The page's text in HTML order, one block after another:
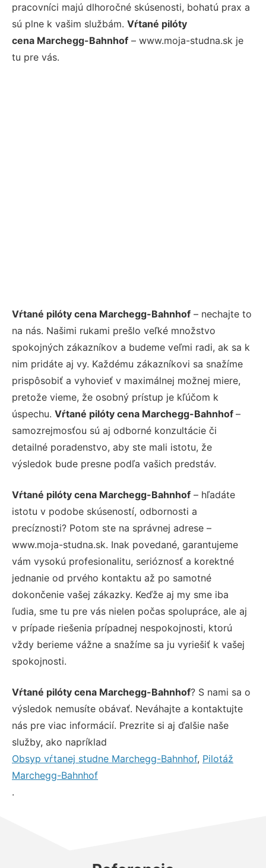
pracovníci majú dlhoročné skúsenosti, bohatú prax a
sú plne k vašim službám. Vŕtané pilóty
cena Marchegg-Bahnhof – www.moja-studna.sk je
tu pre vás.
Vŕtané pilóty cena Marchegg-Bahnhof – nechajte to
na nás. Našimi rukami prešlo veľké množstvo
spokojných zákazníkov a budeme veľmi radi, ak sa k
nim pridáte aj vy. Každému zákazníkovi sa snažíme
prispôsobiť a vyhovieť v maximálnej možnej miere,
pretože vieme, že osobný prístup je kľúčom k
úspechu. Vŕtané pilóty cena Marchegg-Bahnhof –
samozrejmosťou sú aj odborné konzultácie či
detailné poradenstvo, aby ste mali istotu, že
výsledok bude presne podľa vašich predstáv.
Vŕtané pilóty cena Marchegg-Bahnhof – hľadáte
istotu v podobe skúseností, odbornosti a
precíznosti? Potom ste na správnej adrese –
www.moja-studna.sk. Inak povedané, garantujeme
vám vysokú profesionalitu, serióznosť a korektné
jednanie od prvého kontaktu až po samotné
dokončenie vašej zákazky. Keďže aj my sme iba
ľudia, sme tu pre vás nielen počas spolupráce, ale aj
v prípade riešenia prípadnej nespokojnosti, ktorú
vždy berieme vážne a snažíme sa ju vyriešiť k vašej
spokojnosti.
Vŕtané pilóty cena Marchegg-Bahnhof? S nami sa o
výsledok nemusíte obávať. Neváhajte a kontaktujte
nás pre viac informácií. Prezrite si aj ďalšie naše
služby, ako napríklad
Obsyp vŕtanej studne Marchegg-Bahnhof, Pilotáž
Marchegg-Bahnhof
.